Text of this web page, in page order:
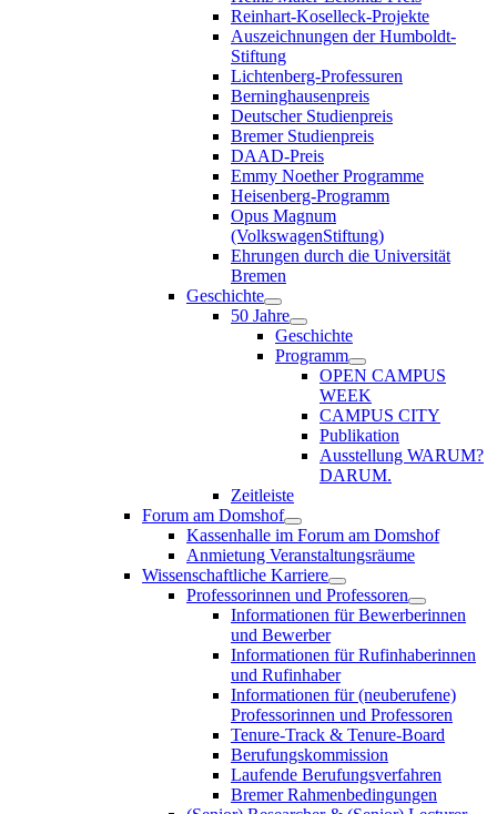
Reinhart-Koselleck-Projekte
Auszeichnungen der Humboldt-
Stiftung
Lichtenberg-Professuren
Berninghausenpreis
Deutscher Studienpreis
Bremer Studienpreis
DAAD-Preis
Emmy Noether Programme
Heisenberg-Programm
Opus Magnum
(VolkswagenStiftung)
Ehrungen durch die Universität
Bremen
Geschichte
50 Jahre
Geschichte
Programm
OPEN CAMPUS
WEEK
CAMPUS CITY
Publikation
Ausstellung WARUM?
DARUM.
Zeitleiste
Forum am Domshof
Kassenhalle im Forum am Domshof
Anmietung Veranstaltungsräume
Wissenschaftliche Karriere
Professorinnen und Professoren
Informationen für Bewerberinnen
und Bewerber
Informationen für Rufinhaberinnen
und Rufinhaber
Informationen für (neuberufene)
Professorinnen und Professoren
Tenure-Track & Tenure-Board
Berufungskommission
Laufende Berufungsverfahren
Bremer Rahmenbedingungen